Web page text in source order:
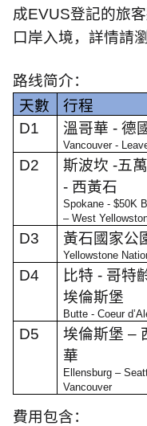
成EVUS登記的旅
口岸入境，詳情請瀏
路线简介：
天數
行程
D1
溫哥華-德
Vancouver -
D2 斯波坎-五
- 西黃石
Spokane - $50K
– West
D3 黃石國家公
Yellowstone
D4 比特- 哥特
埃倫斯堡
Butte - Coeur
D5 埃倫斯堡 –
華
Ellensburg –
Vancouver
費用包含：